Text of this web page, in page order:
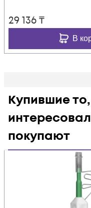
29 136₸
В
Купившие
покупают